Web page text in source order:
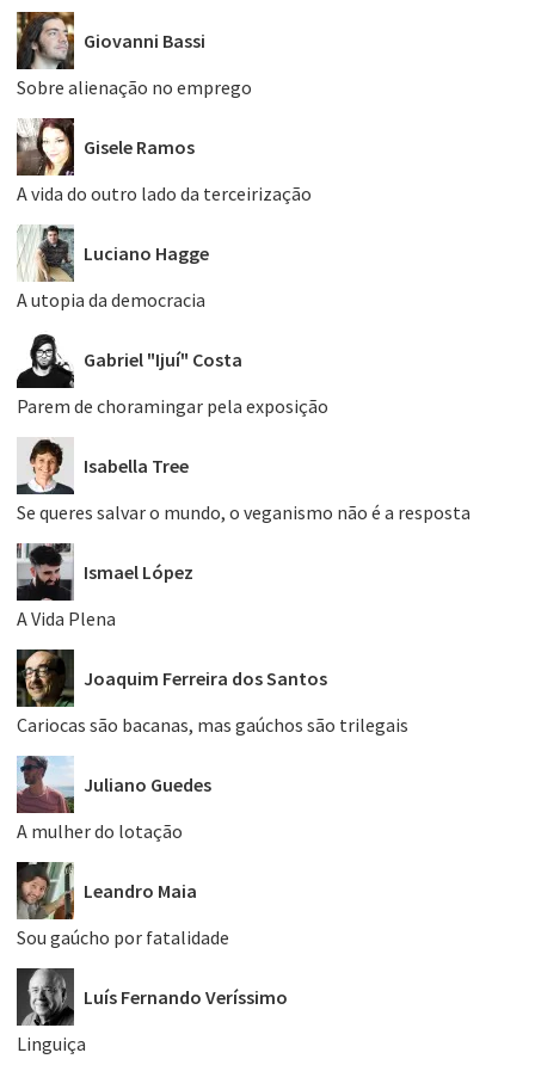
Giovanni Bassi
Sobre alienação no emprego
Gisele Ramos
A vida do outro lado da terceirização
Luciano Hagge
A utopia da democracia
Gabriel "Ijuí" Costa
Parem de choramingar pela exposição
Isabella Tree
Se queres salvar o mundo, o veganismo não é a resposta
Ismael López
A Vida Plena
Joaquim Ferreira dos Santos
Cariocas são bacanas, mas gaúchos são trilegais
Juliano Guedes
A mulher do lotação
Leandro Maia
Sou gaúcho por fatalidade
Luís Fernando Veríssimo
Linguiça